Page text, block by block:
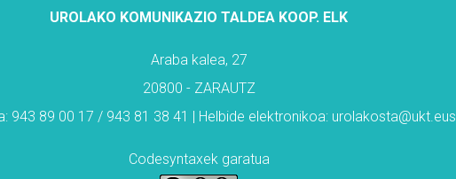
UROLAKO KOMUNIKAZIO TALDEA KOOP. ELK
Araba kalea, 27
20800 - ZARAUTZ
943 89 00 17 / 943 81 38 41 | Helbide elektronikoa: urolakosta@ukt.eus
Codesyntaxek garatua